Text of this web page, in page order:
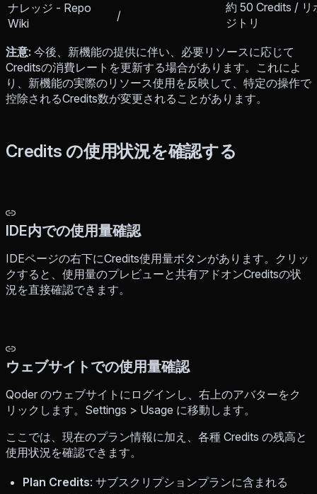
ナレッジ - Repo
Wiki
/
約 50 Credits / リ
ジトリ
注意: 今後、新機能の提供に伴い、必要リソースに応じて
Creditsの消費レートを更新する場合があります。これによ
り、新機能の実際のリソース使用を反映して、特定の操作で
控除されるCredits数が変更されることがあります。
Credits の使用状況を確認する
IDE内での使用量確認
IDEページの右下にCredits使用量ボタンがあります。クリッ
クすると、使用量のプレビューと共有アドオンCreditsの状
況を直接確認できます。
ウェブサイトでの使用量確認
Qoder のウェブサイトにログインし、右上のアバターをク
リックします。Settings > Usage に移動します。
ここでは、現在のプラン情報に加え、各種 Credits の残高と
使用状況を確認できます。
Plan Credits: サブスクリプションプランに含まれる